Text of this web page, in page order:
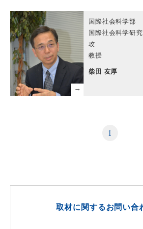
国際社会科学部
国際社会科学研
攻
教授
柴田 友厚
1
取材に関するお問い合